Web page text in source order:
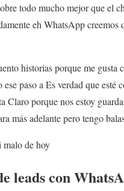
todo mucho mejor que el
eh WhatsApp creemos
historias porque me gusta
paso a Es verdad que esté
Claro porque nos estoy
más adelante pero tengo
malo de hoy
leads con